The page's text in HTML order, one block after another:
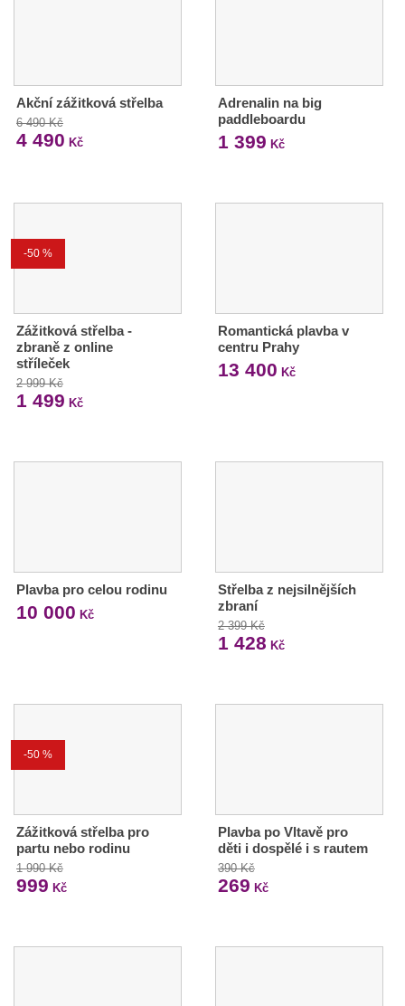
Akční zážitková střelba
6 490 Kč
4 490 Kč
Adrenalin na big
paddleboardu
1 399 Kč
-50 %
Zážitková střelba -
zbraně z online
stříleček
2 999 Kč
1 499 Kč
Romantická plavba v
centru Prahy
13 400 Kč
Plavba pro celou rodinu
10 000 Kč
Střelba z nejsilnějších
zbraní
2 399 Kč
1 428 Kč
-50 %
Zážitková střelba pro
partu nebo rodinu
1 990 Kč
999 Kč
Plavba po Vltavě pro
děti i dospělé i s rautem
390 Kč
269 Kč